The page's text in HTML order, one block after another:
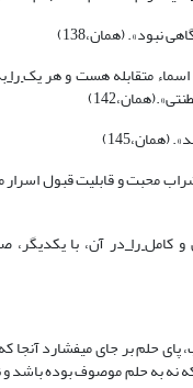
نبود». (همان،138)
متقابله هست و هر یکرا
(همان،145)
محبت و قابلیت قبول اسرار
کاملرادر آن، با یکدیگر،
حلم بر جای می‏فشارد آنجا
نه به حلم موصوف بوده باشد و